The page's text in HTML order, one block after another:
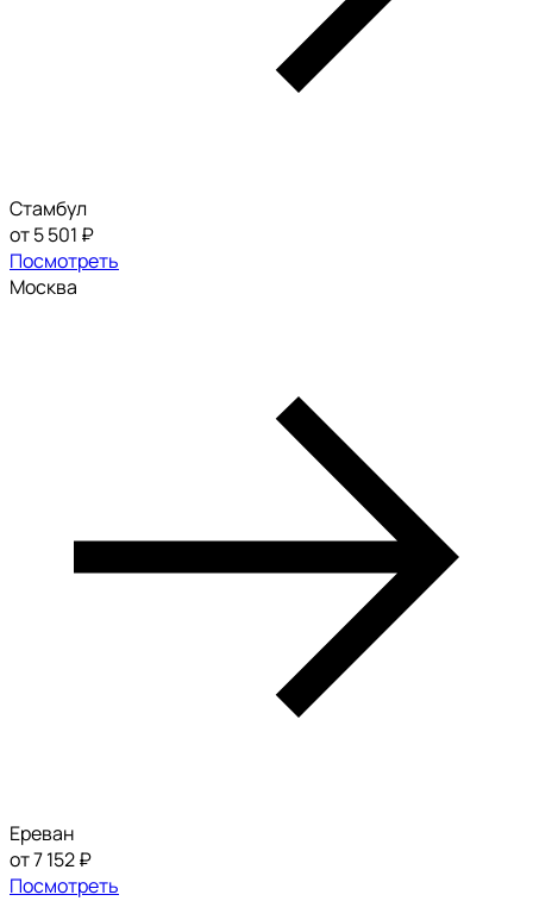
Стамбул
от 5 501 ₽
Посмотреть
Москва
Ереван
от 7 152 ₽
Посмотреть